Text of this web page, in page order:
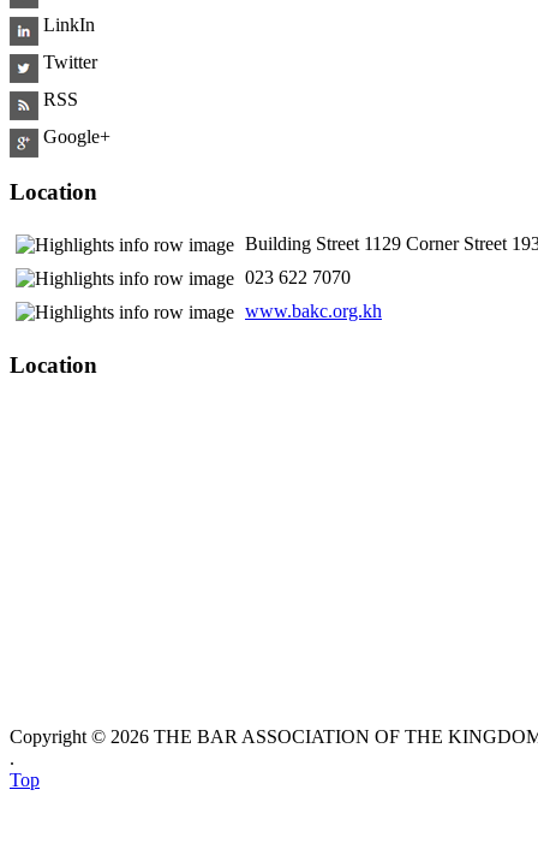
LinkIn
Twitter
RSS
Google+
Location
Building Street 1129 Corner Street
​ 023 622 7070
www.bakc.org.kh
Location
Copyright © 2026 THE BAR ASSOCIATION OF THE
.
Top